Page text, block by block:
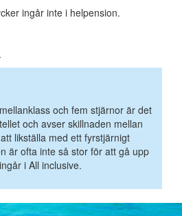
ingår inte i helpension.
och fem stjärnor är det
och avser skillnaden mellan
likställa med ett fyrstjärnigt
är ofta inte så stor för att gå upp
i All inclusive.